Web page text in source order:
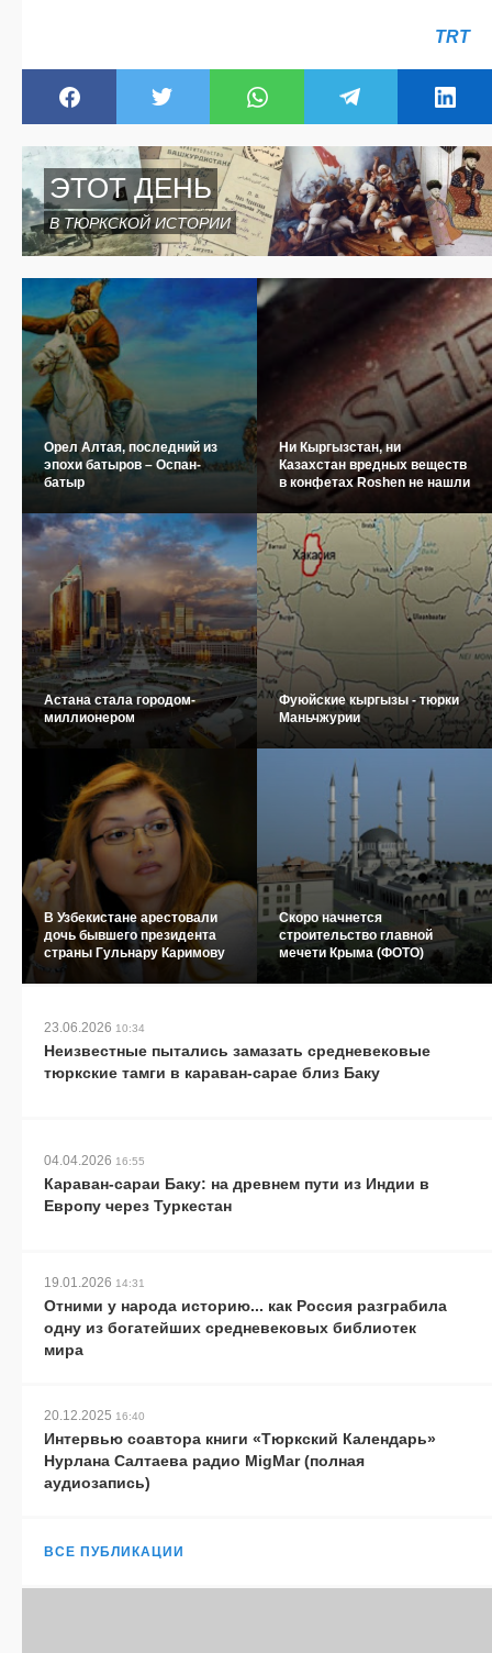
TRT
ЭТОТ ДЕНЬ
В ТЮРКСКОЙ ИСТОРИИ
Орел Алтая, последний из
эпохи батыров – Оспан-
батыр
Ни Кыргызстан, ни
Казахстан вредных веществ
в конфетах Roshen не нашли
Астана стала городом-
миллионером
Фуюйские кыргызы - тюрки
Маньчжурии
В Узбекистане арестовали
дочь бывшего президента
страны Гульнару Каримову
Скоро начнется
строительство главной
мечети Крыма (ФОТО)
23.06.2026 10:34
Неизвестные пытались замазать средневековые
тюркские тамги в караван-сарае близ Баку
04.04.2026 16:55
Караван-сараи Баку: на древнем пути из Индии в
Европу через Туркестан
19.01.2026 14:31
Отними у народа историю... как Россия разграбила
одну из богатейших средневековых библиотек
мира
20.12.2025 16:40
Интервью соавтора книги «Тюркский Календарь»
Нурлана Салтаева радио MigMar (полная
аудиозапись)
ВСЕ ПУБЛИКАЦИИ